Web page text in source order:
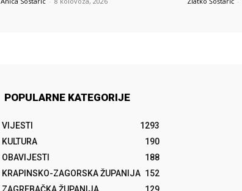
POPULARNE KATEGORIJE
VIJESTI
1293
KULTURA
190
OBAVIJESTI
188
KRAPINSKO-ZAGORSKA ŽUPANIJA 152